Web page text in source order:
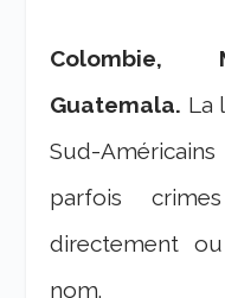
Colombie,
Guatemala. La
Sud-
parfois
directement
nom.